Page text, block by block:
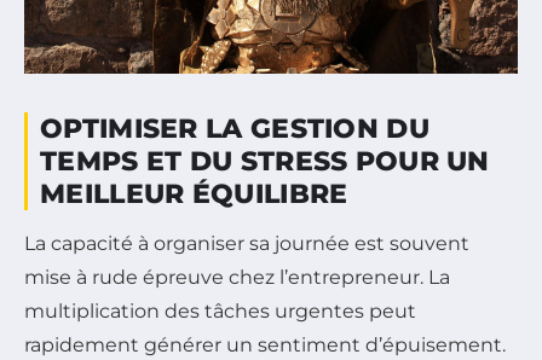
OPTIMISER LA GESTION DU
TEMPS ET DU STRESS POUR UN
MEILLEUR ÉQUILIBRE
La capacité à organiser sa journée est souvent
mise à rude épreuve chez l’entrepreneur. La
multiplication des tâches urgentes peut
rapidement générer un sentiment d’épuisement.